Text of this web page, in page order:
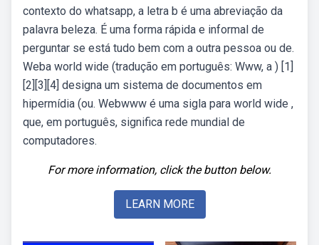
contexto do whatsapp, a letra b é uma abreviação da
palavra beleza. É uma forma rápida e informal de
perguntar se está tudo bem com a outra pessoa ou de.
Weba world wide (tradução em português: Www, a ) [1]
[2][3][4] designa um sistema de documentos em
hipermídia (ou. Webwww é uma sigla para world wide ,
que, em português, significa rede mundial de
computadores.
For more information, click the button below.
LEARN MORE